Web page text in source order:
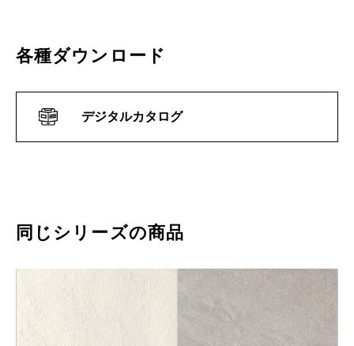
各種ダウンロード
デジタルカタログ
同じシリーズの商品